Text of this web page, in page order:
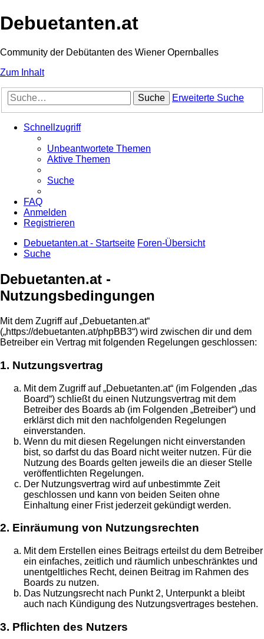
Debuetanten.at
Community der Debütanten des Wiener Opernballes
Zum Inhalt
Suche Erweiterte Suche
Schnellzugriff
Unbeantwortete Themen
Aktive Themen
Suche
FAQ
Anmelden
Registrieren
Debuetanten.at - Startseite Foren-Übersicht
Suche
Debuetanten.at -
Nutzungsbedingungen
Mit dem Zugriff auf „Debuetanten.at“
(„https://debuetanten.at/phpBB3“) wird zwischen dir und dem
Betreiber ein Vertrag mit folgenden Regelungen geschlossen:
1. Nutzungsvertrag
Mit dem Zugriff auf „Debuetanten.at“ (im Folgenden „das
Board“) schließt du einen Nutzungsvertrag mit dem
Betreiber des Boards ab (im Folgenden „Betreiber“) und
erklärst dich mit den nachfolgenden Regelungen
einverstanden.
Wenn du mit diesen Regelungen nicht einverstanden
bist, so darfst du das Board nicht weiter nutzen. Für die
Nutzung des Boards gelten jeweils die an dieser Stelle
veröffentlichten Regelungen.
Der Nutzungsvertrag wird auf unbestimmte Zeit
geschlossen und kann von beiden Seiten ohne
Einhaltung einer Frist jederzeit gekündigt werden.
2. Einräumung von Nutzungsrechten
Mit dem Erstellen eines Beitrags erteilst du dem Betreiber
ein einfaches, zeitlich und räumlich unbeschränktes und
unentgeltliches Recht, deinen Beitrag im Rahmen des
Boards zu nutzen.
Das Nutzungsrecht nach Punkt 2, Unterpunkt a bleibt
auch nach Kündigung des Nutzungsvertrages bestehen.
3. Pflichten des Nutzers